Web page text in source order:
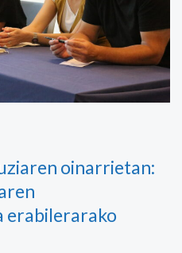
oinarrietan:
erabilerarako